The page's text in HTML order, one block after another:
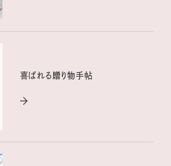
喜ばれる贈り物手帖